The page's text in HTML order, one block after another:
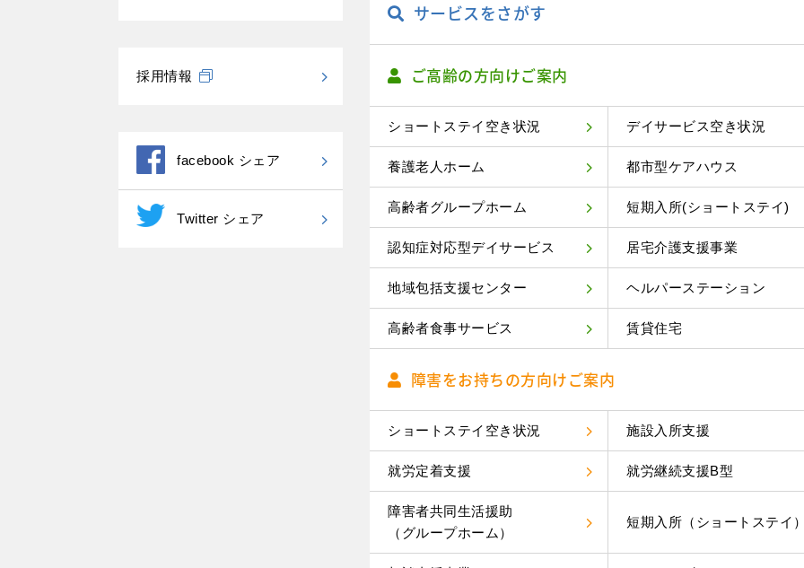
採用情報
facebook シェア
Twitter シェア
サービスをさがす
ご高齢の方向けご案内
ショートステイ空き状況 デイサービス空き状況
養護老人ホーム 都市型ケアハウス
高齢者グループホーム 短期入所(ショートステイ)
認知症対応型デイサービス 居宅介護支援事業
地域包括支援センター ヘルパーステーション
高齢者食事サービス 賃貸住宅
障害をお持ちの方向けご案内
ショートステイ空き状況 施設入所支援
就労定着支援 就労継続支援B型
障害者共同生活援助
（グループホーム）
短期入所（ショートステイ）